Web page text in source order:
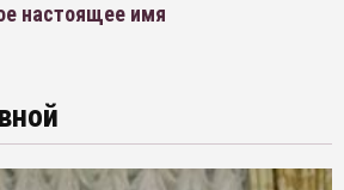
настоящее имя